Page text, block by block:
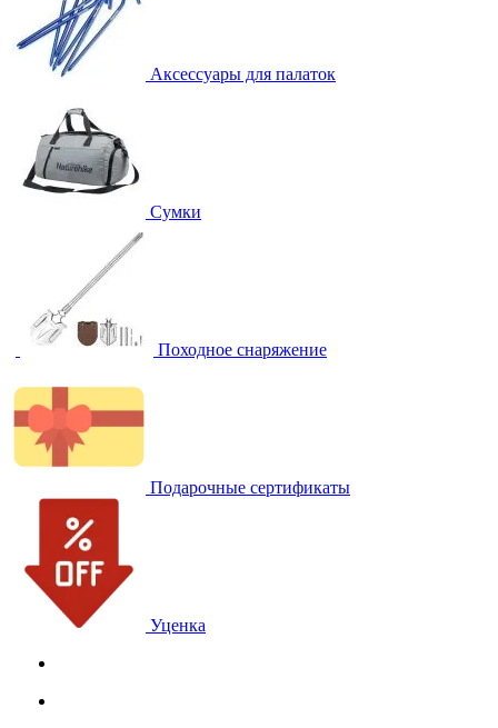
Аксессуары для палаток
Сумки
Походное снаряжение
Подарочные сертификаты
Уценка